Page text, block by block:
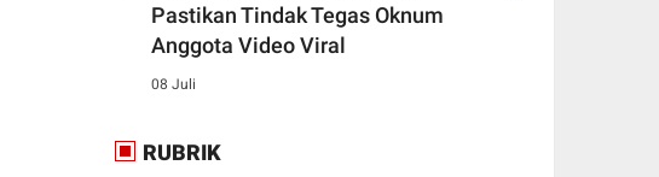
Pastikan Tindak Tegas Oknum
Anggota Video Viral
08 Juli
RUBRIK